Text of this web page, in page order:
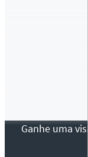
Ganhe uma